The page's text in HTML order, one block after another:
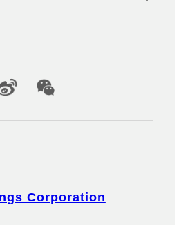
Accounts
Corporation